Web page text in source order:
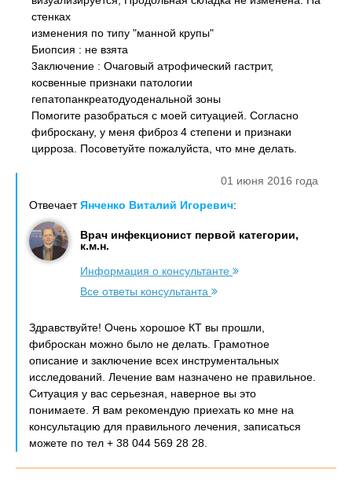
стенках
изменения по типу "манной крупы"
Биопсия : не взята
3аключение : Очаговый атрофический гастрит,
косвенные признаки патологии
гепатопанкреатодуоденальной зоны
Помогите разобраться с моей ситуацией. Согласно
фиброскану, у меня фиброз 4 степени и признаки
цирроза. Посоветуйте пожалуйста, что мне делать.
01 июня 2016 года
ОтвечаетЯнченко Виталий Игоревич:
Врач инфекционист первой категории,
к.м.н.
Информация о консультанте
Все ответы консультанта
Здравствуйте! Очень хорошое КТ вы прошли,
фиброскан можно было не делать. Грамотное
описание и заключение всех инструментальных
исследований. Лечение вам назначено не правильное.
Ситуация у вас серьезная, наверное вы это
понимаете. Я вам рекомендую приехать ко мне на
консультацию для правильного лечения, записаться
можете по тел + 38 044 569 28 28.